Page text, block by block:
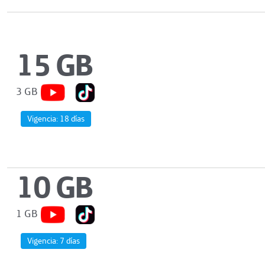
15 GB
3 GB
Vigencia: 18 días
10 GB
1 GB
Vigencia: 7 días